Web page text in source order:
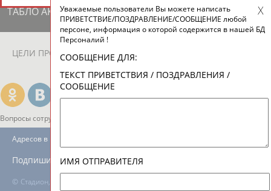
ТАБЛО АКТИВНОСТИ
ЦЕЛИ ПРОЕКТА КОНТАКТЫ
Вопросы сотрудничества и совместной деятельности
© Стадион, 1998-2026
Адресов в новостной рассылке: 996
Подпишись
Уважаемые пользователи Вы можете написать
ПРИВЕТСТВИЕ/ПОЗДРАВЛЕНИЕ/СООБЩЕНИЕ любой
персоне, информация о которой содержится в нашей БД
Персоналий !
СООБЩЕНИЕ ДЛЯ:
ТЕКСТ ПРИВЕТСТВИЯ / ПОЗДРАВЛЕНИЯ /
СООБЩЕНИЕ
ИМЯ ОТПРАВИТЕЛЯ